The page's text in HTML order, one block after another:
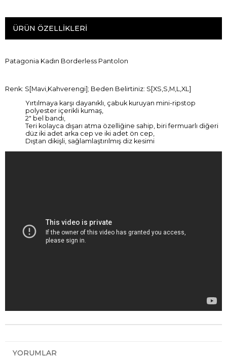
ÜRÜN ÖZELLIKLERI
Patagonia Kadın Borderless Pantolon
Renk: S[Mavi,Kahverengi]; Beden Belirtiniz: S[XS,S,M,L,XL]
Yırtılmaya karşı dayanıklı, çabuk kuruyan mini-ripstop
polyester içerikli kumaş,
2" bel bandı,
Teri kolayca dışarı atma özelliğine sahip, biri fermuarlı diğeri
düz iki adet arka cep ve iki adet ön cep,
Dıştan dikişli, sağlamlaştırılmış diz kesimi
YORUMLAR